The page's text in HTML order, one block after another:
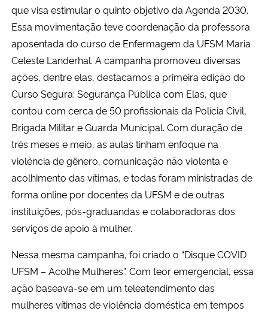
que visa estimular o quinto objetivo da Agenda 2030.
Essa movimentação teve coordenação da professora
aposentada do curso de Enfermagem da UFSM Maria
Celeste Landerhal. A campanha promoveu diversas
ações, dentre elas, destacamos a primeira edição do
Curso Segura: Segurança Pública com Elas, que
contou com cerca de 50 profissionais da Polícia Civil,
Brigada Militar e Guarda Municipal. Com duração de
três meses e meio, as aulas tinham enfoque na
violência de gênero, comunicação não violenta e
acolhimento das vítimas, e todas foram ministradas de
forma online por docentes da UFSM e de outras
instituições, pós-graduandas e colaboradoras dos
serviços de apoio à mulher.
Nessa mesma campanha, foi criado o “Disque COVID
UFSM – Acolhe Mulheres”. Com teor emergencial, essa
ação baseava-se em um teleatendimento das
mulheres vítimas de violência doméstica em tempos